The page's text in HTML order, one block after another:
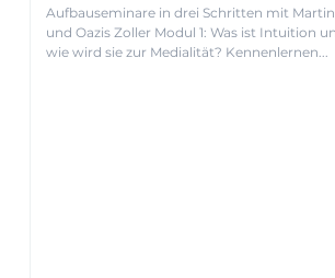
Aufbauseminare in drei Schritten mit Martin
und Oazis Zoller Modul 1: Was ist Intuition und
wie wird sie zur Medialität? Kennenlernen...